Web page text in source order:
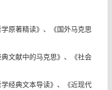
原著精读》 、 《 国外马克思
典文献中的马克思》、《社会
经典文本导读》、《近现代